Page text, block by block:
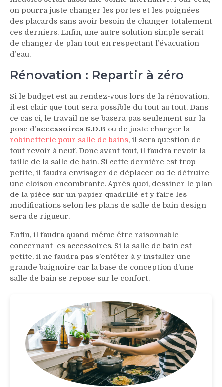
on pourra juste changer les portes et les poignées
des placards sans avoir besoin de changer totalement
ces derniers. Enfin, une autre solution simple serait
de changer de plan tout en respectant l’évacuation
d’eau.
Rénovation : Repartir à zéro
Si le budget est au rendez-vous lors de la rénovation,
il est clair que tout sera possible du tout au tout. Dans
ce cas ci, le travail ne se basera pas seulement sur la
pose d’accessoires S.D.B ou de juste changer la
robinetterie pour salle de bains, il sera question de
tout revoir à neuf. Donc avant tout, il faudra revoir la
taille de la salle de bain. Si cette dernière est trop
petite, il faudra envisager de déplacer ou de détruire
une cloison encombrante. Après quoi, dessiner le plan
de la pièce sur un papier quadrillé et y faire les
modifications selon les plans de salle de bain design
sera de rigueur.
Enfin, il faudra quand même être raisonnable
concernant les accessoires. Si la salle de bain est
petite, il ne faudra pas s’entêter à y installer une
grande baignoire car la base de conception d’une
salle de bain se repose sur le confort.